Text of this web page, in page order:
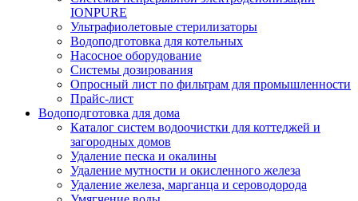
IONPURE
Ультрафиолетовые стерилизаторы
Водоподготовка для котельных
Насосное оборудование
Системы дозирования
Опросный лист по фильтрам для промышленности
Прайс-лист
Водоподготовка для дома
Каталог систем водоочистки для коттеджей и
загородных домов
Удаление песка и окалины
Удаление мутности и окисленного железа
Удаление железа, марганца и сероводорода